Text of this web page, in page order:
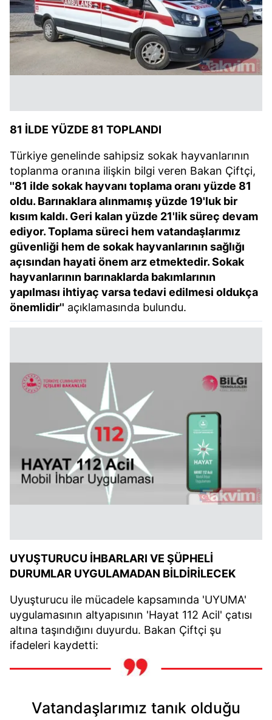
81 İLDE YÜZDE 81 TOPLANDI
Türkiye genelinde sahipsiz sokak hayvanlarının
toplanma oranına ilişkin bilgi veren Bakan Çiftçi,
''81 ilde sokak hayvanı toplama oranı yüzde 81
oldu. Barınaklara alınmamış yüzde 19'luk bir
kısım kaldı. Geri kalan yüzde 21'lik süreç devam
ediyor. Toplama süreci hem vatandaşlarımız
güvenliği hem de sokak hayvanlarının sağlığı
açısından hayati önem arz etmektedir. Sokak
hayvanlarının barınaklarda bakımlarının
yapılması ihtiyaç varsa tedavi edilmesi oldukça
önemlidir'' açıklamasında bulundu.
UYUŞTURUCU İHBARLARI VE ŞÜPHELİ
DURUMLAR UYGULAMADAN BİLDİRİLECEK
Uyuşturucu ile mücadele kapsamında 'UYUMA'
uygulamasının altyapısının 'Hayat 112 Acil' çatısı
altına taşındığını duyurdu. Bakan Çiftçi şu
ifadeleri kaydetti:
Vatandaşlarımız tanık olduğu